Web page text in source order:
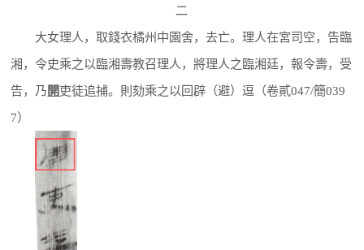
二
大女理人，取錢衣橘州中園舍，去亡。理人在宮司空，告臨
湘，令史乘之以臨湘壽教召理人，將理人之臨湘廷，報令壽，受
告，乃 開吏徒追捕。則劾乘之以回辟（避）逗（卷貳047/簡039
7）